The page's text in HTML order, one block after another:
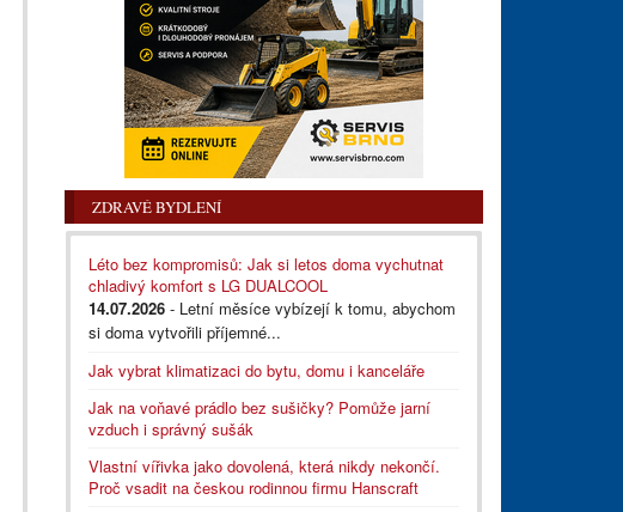
ZDRAVÉ BYDLENÍ
Léto bez kompromisů: Jak si letos doma vychutnat
chladivý komfort s LG DUALCOOL
14.07.2026 - Letní měsíce vybízejí k tomu, abychom
si doma vytvořili příjemné...
Jak vybrat klimatizaci do bytu, domu i kanceláře
Jak na voňavé prádlo bez sušičky? Pomůže jarní
vzduch i správný sušák
Vlastní vířivka jako dovolená, která nikdy nekončí.
Proč vsadit na českou rodinnou firmu Hanscraft